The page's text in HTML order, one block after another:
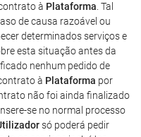
à Plataforma. Tal
de causa razoável ou
determinados serviços e
esta situação antes da
nenhum pedido de
à Plataforma por
não foi ainda finalizado
se no normal processo
só poderá pedir